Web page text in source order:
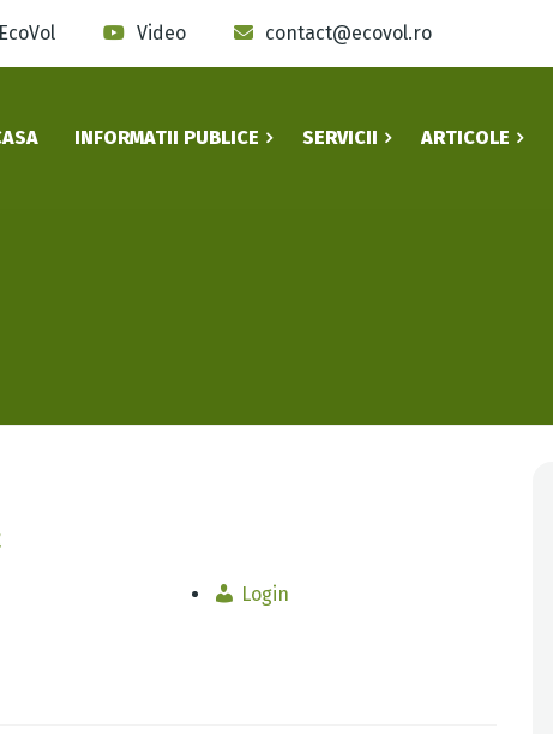
EcoVol Video contact@ecovol.ro
INFORMATII PUBLICE SERVICII ARTICOLE
Login